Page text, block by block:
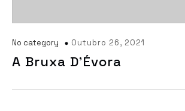
No category Outubro 26, 2021
A Bruxa D’Évora